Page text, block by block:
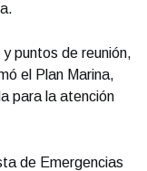
puntos de reunión,
el Plan Marina,
para la atención
de Emergencias